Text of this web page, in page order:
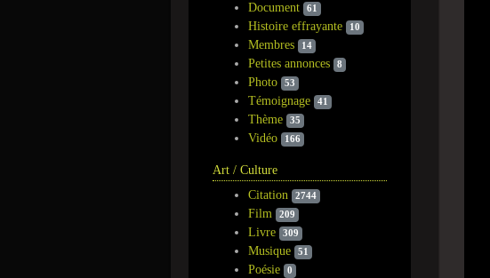
Document 61
Histoire effrayante 10
Membres 14
Petites annonces 8
Photo 53
Témoignage 41
Thème 35
Vidéo 166
Art / Culture
Citation
2744
Film 209
Livre 309
Musique 51
Poésie 0